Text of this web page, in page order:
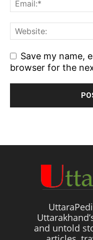
Save my name,
browser for the
and untold